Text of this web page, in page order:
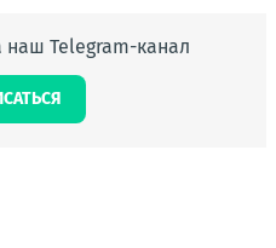
Telegram-канал